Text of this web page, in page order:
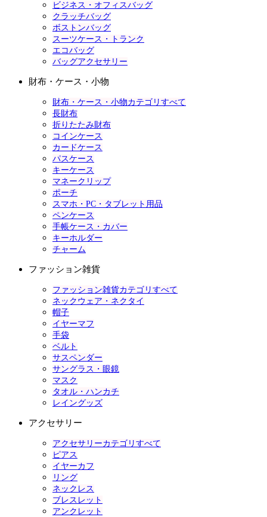
ビジネス・オフィスバッグ
クラッチバッグ
ボストンバッグ
スーツケース・トランク
エコバッグ
バッグアクセサリー
財布・ケース・小物
財布・ケース・小物カテゴリすべて
長財布
折りたたみ財布
コインケース
カードケース
パスケース
キーケース
マネークリップ
ポーチ
スマホ・PC・タブレット用品
ペンケース
手帳ケース・カバー
キーホルダー
チャーム
ファッション雑貨
ファッション雑貨カテゴリすべて
ネックウェア・ネクタイ
帽子
イヤーマフ
手袋
ベルト
サスペンダー
サングラス・眼鏡
マスク
タオル・ハンカチ
レイングッズ
アクセサリー
アクセサリーカテゴリすべて
ピアス
イヤーカフ
リング
ネックレス
ブレスレット
アンクレット